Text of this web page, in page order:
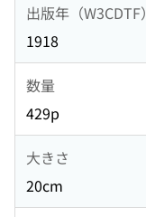
出版年（W3CDTF）
1918
数量
429p
大きさ
20cm